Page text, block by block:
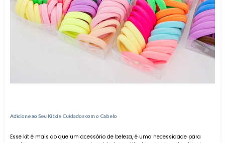
Adicione ao Seu Kit de Cuidados com o Cabelo
Esse kit é mais do que um acessório de beleza, é uma necessidade para